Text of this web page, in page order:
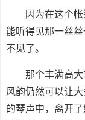
因为在这个
能听得见那一丝
不见了。
那个丰满高
风韵仍然可以让
的琴声中，离开